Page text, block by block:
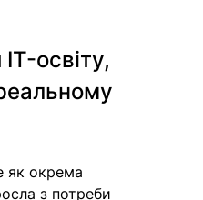
освіту,
як окрема
з потреби